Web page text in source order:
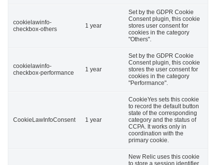
cookielawinfo-
checkbox-others
1 year
Set by the GDPR Cookie
Consent plugin, this cookie
stores user consent for
cookies in the category
"Others".
cookielawinfo-
checkbox-performance
1 year
Set by the GDPR Cookie
Consent plugin, this cookie
stores the user consent for
cookies in the category
"Performance".
CookieLawInfoConsent 1 year
CookieYes sets this cookie
to record the default button
state of the corresponding
category and the status of
CCPA. It works only in
coordination with the
primary cookie.
New Relic uses this cookie